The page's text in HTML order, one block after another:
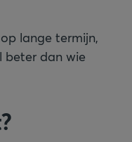
lange termijn,
beter dan wie